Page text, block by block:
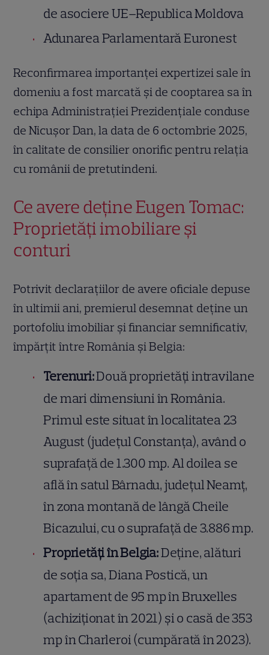
de asociere UE–Republica Moldova
Adunarea Parlamentară Euronest
Reconfirmarea importanței expertizei sale în
domeniu a fost marcată și de cooptarea sa în
echipa Administrației Prezidențiale conduse
de Nicușor Dan, la data de 6 octombrie 2025,
în calitate de consilier onorific pentru relația
cu românii de pretutindeni.
Ce avere deține Eugen Tomac:
Proprietăți imobiliare și
conturi
Potrivit declarațiilor de avere oficiale depuse
în ultimii ani, premierul desemnat deține un
portofoliu imobiliar și financiar semnificativ,
împărțit între România și Belgia:
Terenuri:Două proprietăți intravilane
de mari dimensiuni în România.
Primul este situat în localitatea 23
August (județul Constanța), având o
suprafață de 1.300 mp. Al doilea se
află în satul Bârnadu, județul Neamț,
în zona montană de lângă Cheile
Bicazului, cu o suprafață de 3.886 mp.
Proprietăți în Belgia:Deține, alături
de soția sa, Diana Postică, un
apartament de 95 mp în Bruxelles
(achiziționat în 2021) și o casă de 353
mp în Charleroi (cumpărată în 2023).